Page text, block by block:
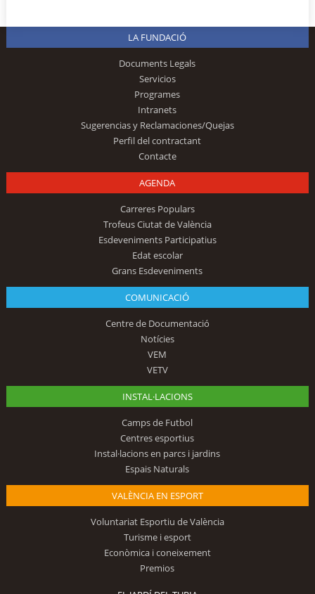
LA FUNDACIÓ
Documents Legals
Servicios
Programes
Intranets
Sugerencias y Reclamaciones/Quejas
Perfil del contractant
Contacte
AGENDA
Carreres Populars
Trofeus Ciutat de València
Esdeveniments Participatius
Edat escolar
Grans Esdeveniments
COMUNICACIÓ
Centre de Documentació
Notícies
VEM
VETV
INSTAL·LACIONS
Camps de Futbol
Centres esportius
Instal·lacions en parcs i jardins
Espais Naturals
VALÈNCIA EN ESPORT
Voluntariat Esportiu de València
Turisme i esport
Econòmica i coneixement
Premios